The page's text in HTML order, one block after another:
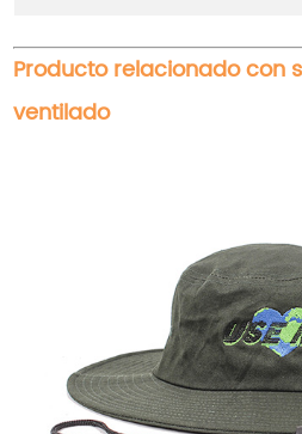
Producto relacionado con
ventilado